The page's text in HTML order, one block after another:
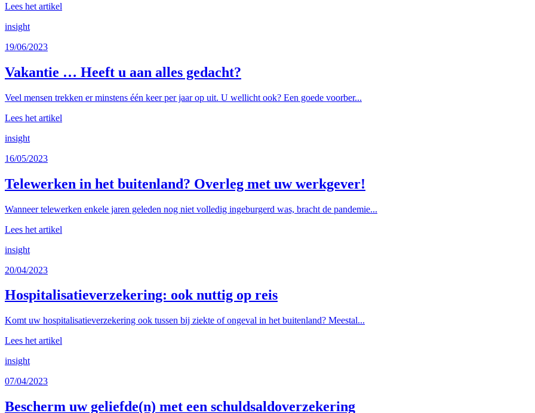
Lees het artikel
insight
19/06/2023
Vakantie … Heeft u aan alles gedacht?
Veel mensen trekken er minstens één keer per jaar op uit. U wellicht ook? Een goede voorber...
Lees het artikel
insight
16/05/2023
Telewerken in het buitenland? Overleg met uw werkgever!
Wanneer telewerken enkele jaren geleden nog niet volledig ingeburgerd was, bracht de pandemie...
Lees het artikel
insight
20/04/2023
Hospitalisatieverzekering: ook nuttig op reis
Komt uw hospitalisatieverzekering ook tussen bij ziekte of ongeval in het buitenland? Meestal...
Lees het artikel
insight
07/04/2023
Bescherm uw geliefde(n) met een schuldsaldoverzekering